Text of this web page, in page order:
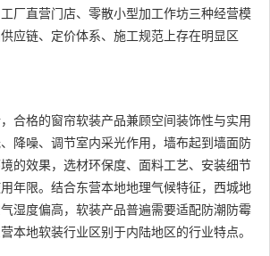
厂直营门店、零散小型加工作坊三种经营模
应链、定价体系、施工规范上存在明显区
合格的窗帘软装产品兼顾空间装饰性与实用
降噪、调节室内采光作用，墙布起到墙面防
的效果，选材环保度、面料工艺、安装细节
年限。结合东营本地地理气候特征，西城地
湿度偏高，软装产品普遍需要适配防潮防霉
本地软装行业区别于内陆地区的行业特点。